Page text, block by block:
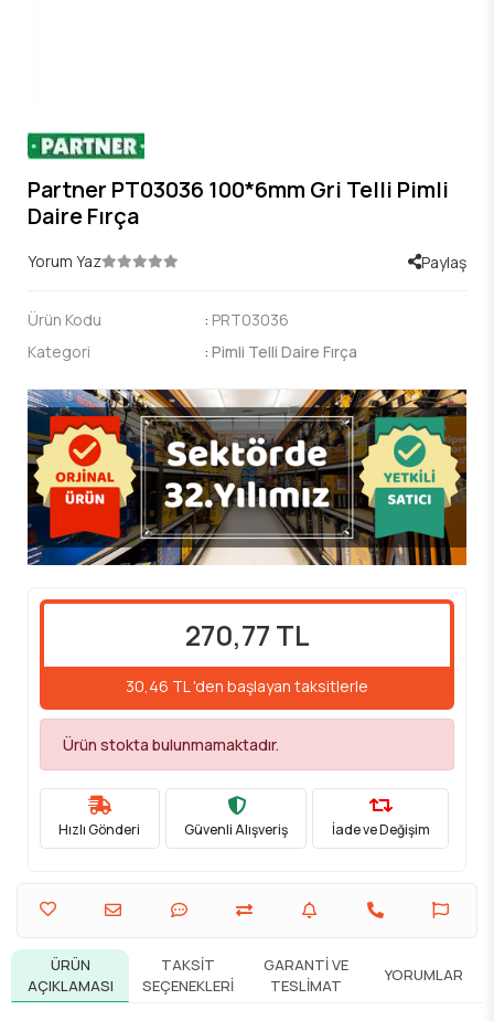
Partner PT03036 100*6mm Gri Telli Pimli
Daire Fırça
Yorum Yaz Paylaş
Ürün Kodu : PRT03036
Kategori
: Pimli Telli Daire Fırça
270,77 TL
30,46 TL 'den başlayan taksitlerle
Ürün stokta bulunmamaktadır.
Hızlı Gönderi Güvenli Alışveriş İade ve Değişim
ÜRÜN
AÇIKLAMASI
TAKSIT
SEÇENEKLERI
GARANTI VE
TESLIMAT
YORUMLAR